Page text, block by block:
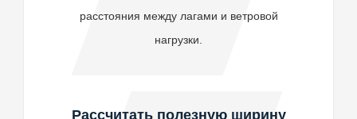
расстояния между лагами и ветровой
нагрузки.
Рассчитать полезную ширину